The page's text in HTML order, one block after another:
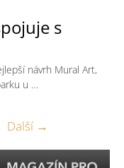
s
návrh Mural Art,
u …
Další →